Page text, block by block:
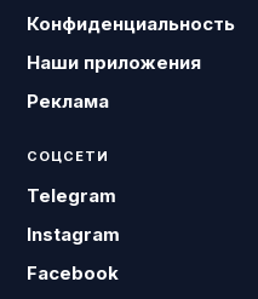
Конфиденциальность
Наши приложения
Реклама
СОЦСЕТИ
Telegram
Instagram
Facebook